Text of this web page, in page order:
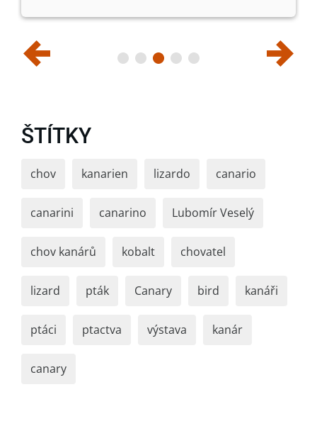
ŠTÍTKY
chov kanarien lizardo canario
canarini canarino Lubomír Veselý
chov kanárů kobalt chovatel
lizard pták Canary bird kanáři
ptáci ptactva výstava kanár
canary